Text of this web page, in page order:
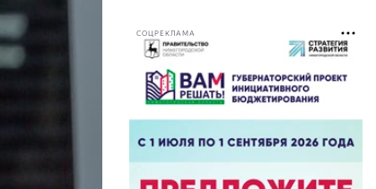
В Нижегородской области тестируют
дроны для контроля сброса мусора
18:37
В Нижегородской области выделят 10 млн
рублей на поддержку «СВОё дело»
18:08
СОЦРЕКЛАМА